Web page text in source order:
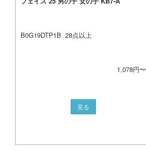
B0G19DTP1B 28点以上
1,078円〜
見る